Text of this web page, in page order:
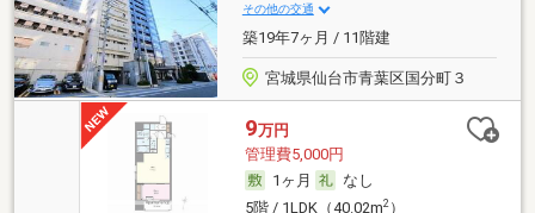
その他の交通
築19年7ヶ月 / 11階建
宮城県仙台市青葉区国分町３
9万円
管理費5,000円
1ヶ月
なし
5階 / 1LDK（40.02m2）